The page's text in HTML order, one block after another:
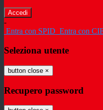
-
Entra con SPID Entra con
Seleziona utente
button close ×
Recupero password